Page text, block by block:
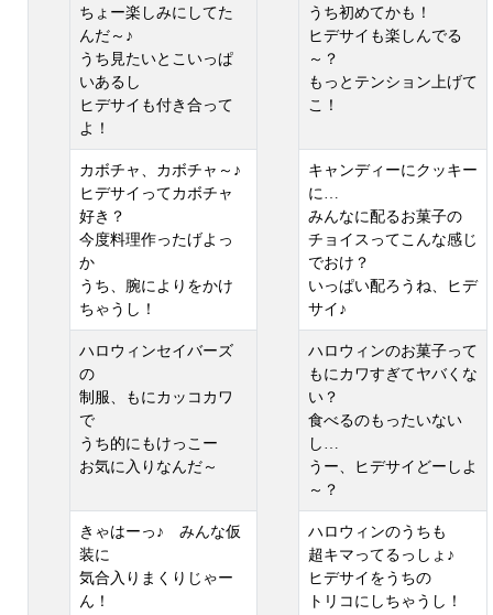
ちょー楽しみにしてた
んだ～♪
うち見たいとこいっぱ
いあるし
ヒデサイも付き合って
よ！
うち初めてかも！
ヒデサイも楽しんでる
～？
もっとテンション上げて
こ！
カボチャ、カボチャ～♪
ヒデサイってカボチャ
好き？
今度料理作ったげよっ
か
うち、腕によりをかけ
ちゃうし！
キャンディーにクッキー
に…
みんなに配るお菓子の
チョイスってこんな感じ
でおけ？
いっぱい配ろうね、ヒデ
サイ♪
ハロウィンセイバーズ
の
制服、もにカッコカワ
で
うち的にもけっこー
お気に入りなんだ～
ハロウィンのお菓子って
もにカワすぎてヤバくな
い？
食べるのもったいない
し…
うー、ヒデサイどーしよ
～？
きゃはーっ♪ みんな仮
装に
気合入りまくりじゃー
ん！
ハロウィンのうちも
超キマってるっしょ♪
ヒデサイをうちの
トリコにしちゃうし！